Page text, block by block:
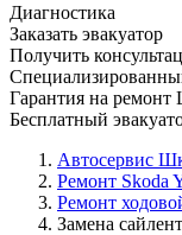
Диагностика
Заказать эвакуатор
Получить
Гарантия на ремонт
Бесплатный
Автосервис
Ремонт Skoda
Ремонт
Замена